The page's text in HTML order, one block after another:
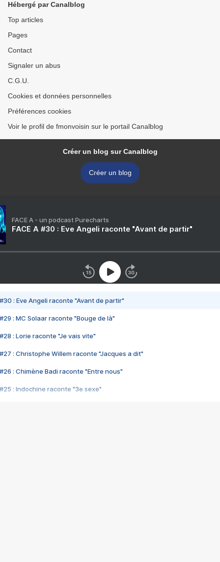
Hébergé par Canalblog
Top articles
Pages
Contact
Signaler un abus
C.G.U.
Cookies et données personnelles
Préférences cookies
Voir le profil de fmonvoisin sur le portail Canalblog
Créer un blog sur Canalblog
Créer un blog
FACE A - un podcast Purecharts
FACE A #30 : Eve Angeli raconte "Avant de partir"
#30 : Eve Angeli raconte "Avant de partir"
#29 : MC Solaar raconte "Bouge de là"
#28 : Lorie raconte "Je vais vite"
#27 : Christophe Willem raconte "Jacques a dit"
#26 : Chimène Badi raconte "Entre nous"
#25 : Indochine raconte "3e sexe"